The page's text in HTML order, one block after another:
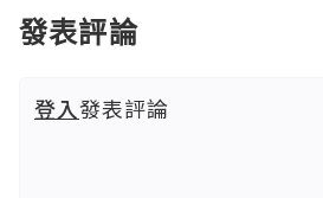
發表評論
登入發表評論